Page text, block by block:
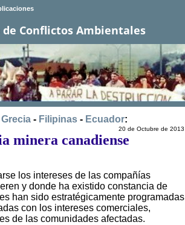
Conflictos Ambientales
Grecia - Filipinas - Ecuador:
20 de Octubre de 2013
minera canadiense
los intereses de las compañías
y donde ha existido constancia de
han sido estratégicamente programadas
con los intereses comerciales,
de las comunidades afectadas.